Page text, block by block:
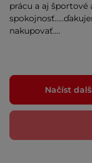
prácu a aj
nakupovať....
Načíst